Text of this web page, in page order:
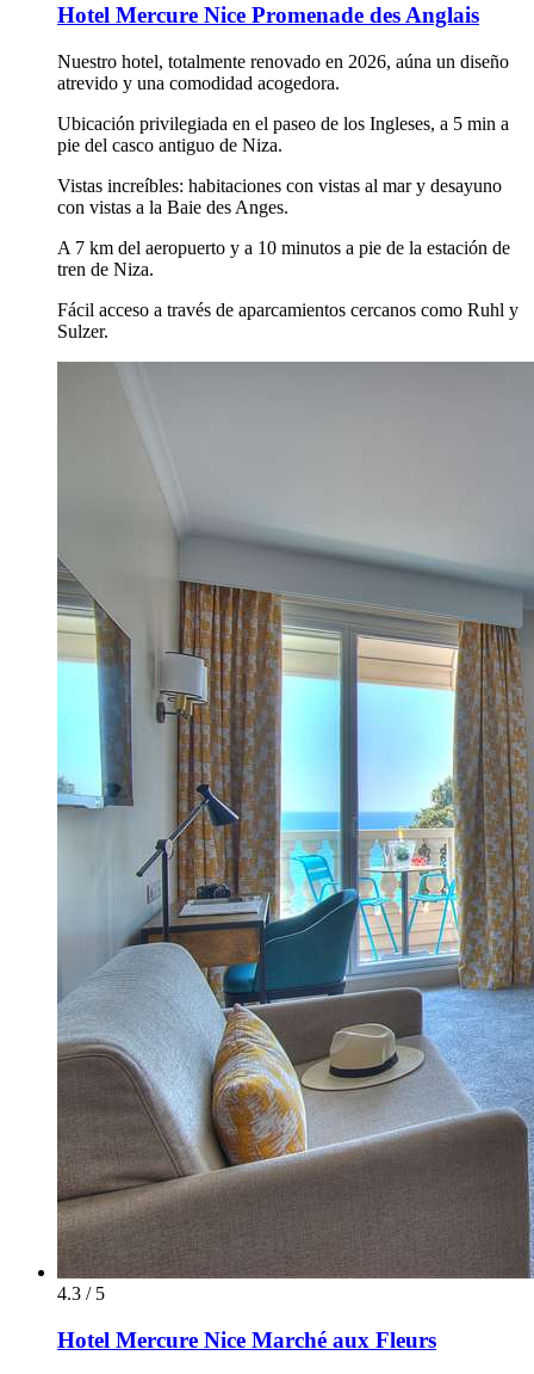
Hotel Mercure Nice Promenade des Anglais
Nuestro hotel, totalmente renovado en 2026, aúna un diseño
atrevido y una comodidad acogedora.
Ubicación privilegiada en el paseo de los Ingleses, a 5 min a
pie del casco antiguo de Niza.
Vistas increíbles: habitaciones con vistas al mar y desayuno
con vistas a la Baie des Anges.
A 7 km del aeropuerto y a 10 minutos a pie de la estación de
tren de Niza.
Fácil acceso a través de aparcamientos cercanos como Ruhl y
Sulzer.
4.3 / 5
Hotel Mercure Nice Marché aux Fleurs